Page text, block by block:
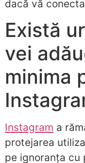
dacă vă
Există
vei
minima
Instagram a
protejarea
pe ignoranța cu